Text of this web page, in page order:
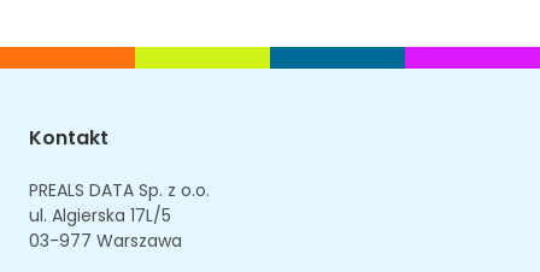
Kontakt
PREALS DATA Sp. z o.o.
ul. Algierska 17L/5
03-977 Warszawa